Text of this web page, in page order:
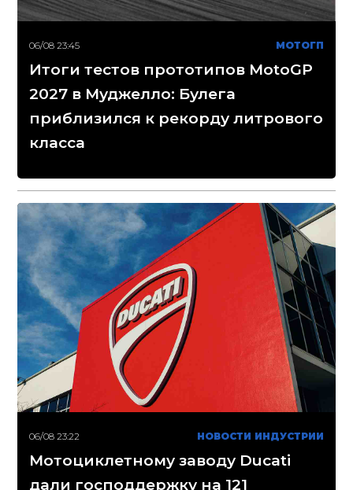
06/08 23:45 МОТОГП
Итоги тестов прототипов MotoGP
2027 в Муджелло: Булега
приблизился к рекорду литрового
класса
06/08 23:22 НОВОСТИ ИНДУСТРИИ
Мотоциклетному заводу Ducati
дали господдержку на 121